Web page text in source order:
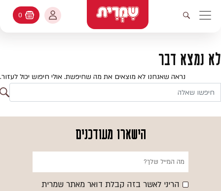
ניווט ראשי
פתיחת חיפוש
עולמות האפיה
מתכונים
קטלוג המוצרים
שאלות ותשובות
החשבון שלי
החשבון שלי
היסטורית הזמנות
עדכן סיסמה
עגלת קניות
0
לא נמצא דבר
נראה שאנחנו לא מוצאים את מה שחיפשת. אולי חיפוש יכול לעזור.
הישארו מעודכנים
הריני לאשר בזה קבלת דואר מאתר שמרית